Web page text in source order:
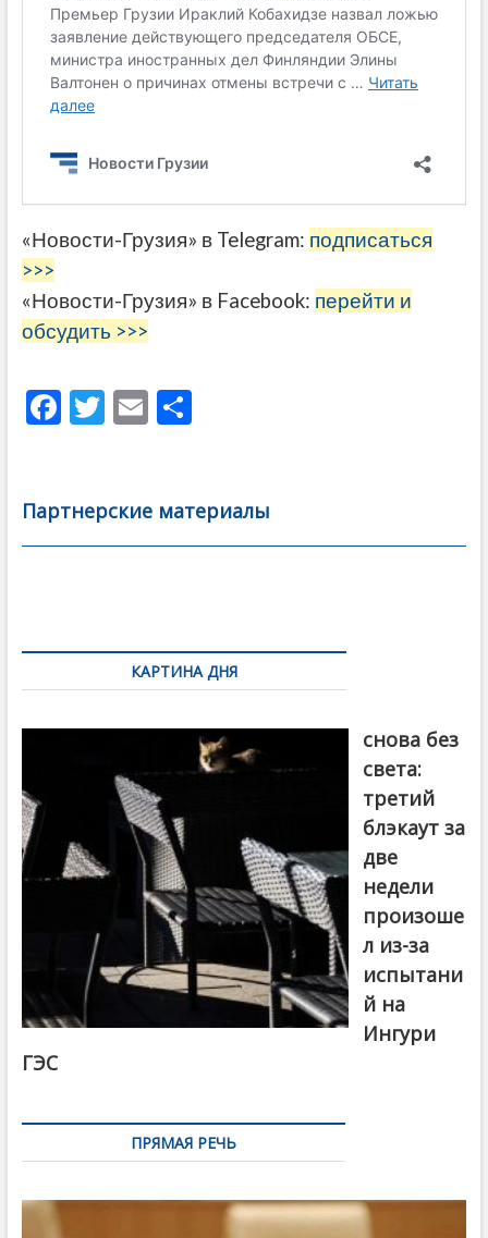
«Новости-Грузия» в Telegram: подписаться
>>>
«Новости-Грузия» в Facebook: перейти и
обсудить >>>
F
b
o
T
er
E
l
О
а
в
Партнерские материалы
по
записямКАРТИНА ДНЯ
снова без
света:
третий
блэкаут за
две
недели
произоше
л из-за
испытани
й на
Ингури
ГЭС
ПРЯМАЯ РЕЧЬ